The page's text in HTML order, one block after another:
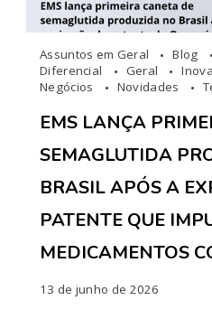
Assuntos em Geral Blog
Diferencial
Geral
Negócios
Novidades
EMS LANÇA
SEMAGLUTIDA
BRASIL APÓS A
PATENTE QUE
MEDICAMENTOS
13 de junho de 2026